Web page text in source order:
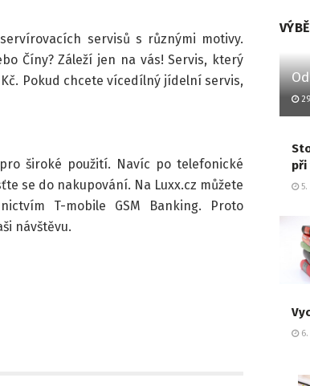
servisů s různými motivy.
Číny? Záleží jen na vás! Servis, který
Pokud chcete vícedílný jídelní servis,
široké použití. Navíc po telefonické
se do nakupování. Na Luxx.cz můžete
T-mobile GSM Banking. Proto
návštěvu.
při
5.
6.